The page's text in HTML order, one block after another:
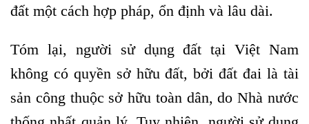
đất một cách hợp pháp, ổn định và lâu dài.
Tóm lại, người sử dụng đất tại Việt Nam
không có quyền sở hữu đất, bởi đất đai là tài
sản công thuộc sở hữu toàn dân, do Nhà nước